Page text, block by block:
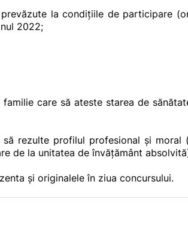
la condiţiile de participare
2022;
care să ateste starea de
rezulte profilul profesional şi moral
de la unitatea de învăţământ
și originalele în ziua concursului.